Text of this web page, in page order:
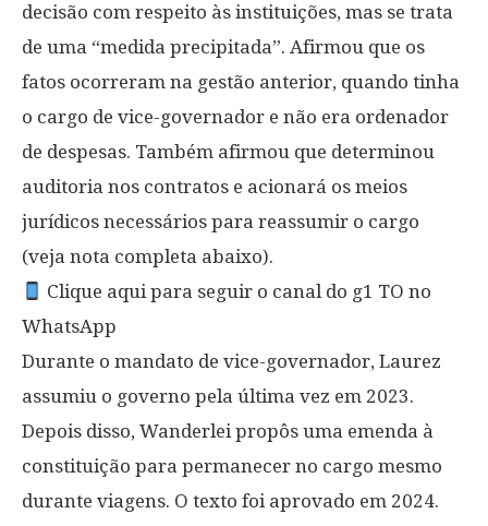
decisão com respeito às instituições, mas se trata
de uma “medida precipitada”. Afirmou que os
fatos ocorreram na gestão anterior, quando tinha
o cargo de vice-governador e não era ordenador
de despesas. Também afirmou que determinou
auditoria nos contratos e acionará os meios
jurídicos necessários para reassumir o cargo
(veja nota completa abaixo).
Clique aqui para seguir o canal do g1 TO no
WhatsApp
Durante o mandato de vice-governador, Laurez
assumiu o governo pela última vez em 2023.
Depois disso, Wanderlei propôs uma emenda à
constituição para permanecer no cargo mesmo
durante viagens. O texto foi aprovado em 2024.